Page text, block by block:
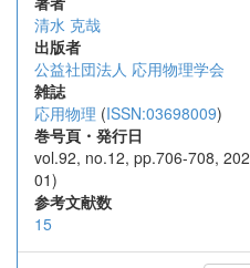
清水 克哉
出版者
公益社団法人 応用物理学会
雑誌
応用物理 (ISSN:03698009)
巻号頁・発行日
vol.92, no.12, pp.706-708,
01)
参考文献数
15